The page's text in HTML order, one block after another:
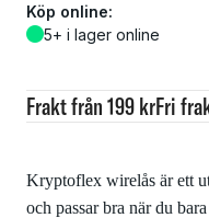
Kryptoflex wirelås är ett
och passar bra när du
Frakt från 199 krFri
Köp online:
5+ i lager online